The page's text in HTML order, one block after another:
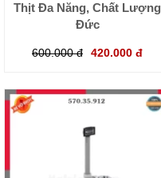
Thịt Đa Năng, Chất Lượng
Đức
600.000 đ 420.000 đ